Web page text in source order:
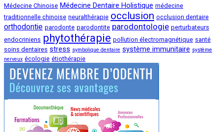
Médecine Chinoise Médecine Dentaire Holistique médecine
traditionnelle chinoise neuralthérapie occlusion occlusion dentaire
orthodontie parodonte parodontite parodontologie perturbateurs
endocriniens phytothérapie pollution électromagnétique santé
soins dentaires stress symbolique dentaire système immunitaire système
nerveux écologie étiothérapie